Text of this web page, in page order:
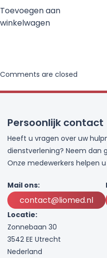
Toevoegen aan
winkelwagen
Comments are closed
Persoonlijk contact
Heeft u vragen over uw
dienstverlening? Neem
Onze medewerkers helpen
Mail ons:
contact@liomed.nl
Locatie:
Zonnebaan 30
3542 EE Utrecht
Nederland